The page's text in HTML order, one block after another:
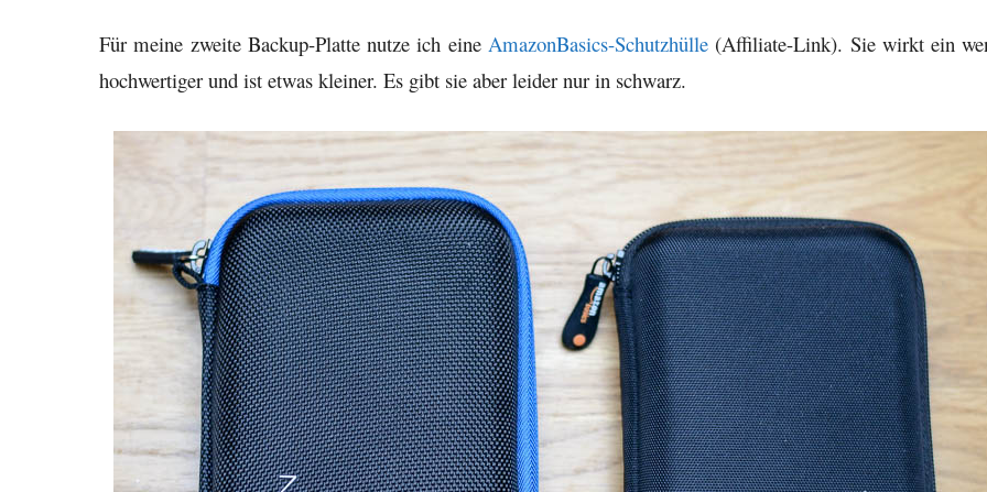
Für meine zweite Backup-Platte nutze ich eine AmazonBasics-Schutzhülle (Affiliate-Link). Sie wirkt ein
hochwertiger und ist etwas kleiner. Es gibt sie aber leider nur in schwarz.